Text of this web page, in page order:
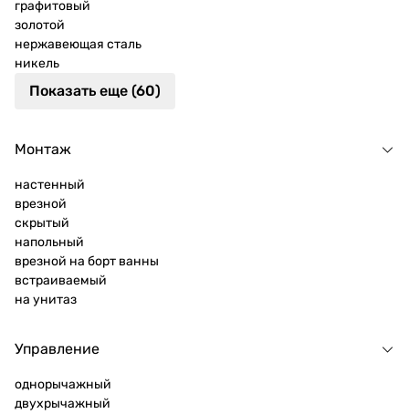
графитовый
золотой
нержавеющая сталь
никель
Показать еще (60)
Монтаж
настенный
врезной
скрытый
напольный
врезной на борт ванны
встраиваемый
на унитаз
Управление
однорычажный
двухрычажный